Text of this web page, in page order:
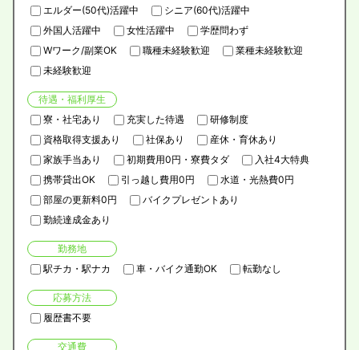
エルダー(50代)活躍中
シニア(60代)活躍中
外国人活躍中
女性活躍中
学歴問わず
Wワーク/副業OK
職種未経験歓迎
業種未経験歓迎
未経験歓迎
待遇・福利厚生
寮・社宅あり
充実した待遇
研修制度
資格取得支援あり
社保あり
産休・育休あり
家族手当あり
初期費用0円・寮費タダ
入社4大特典
携帯貸出OK
引っ越し費用0円
水道・光熱費0円
部屋の更新料0円
バイクプレゼントあり
勤続達成金あり
勤務地
駅チカ・駅ナカ
車・バイク通勤OK 転勤なし
応募方法
履歴書不要
交通費